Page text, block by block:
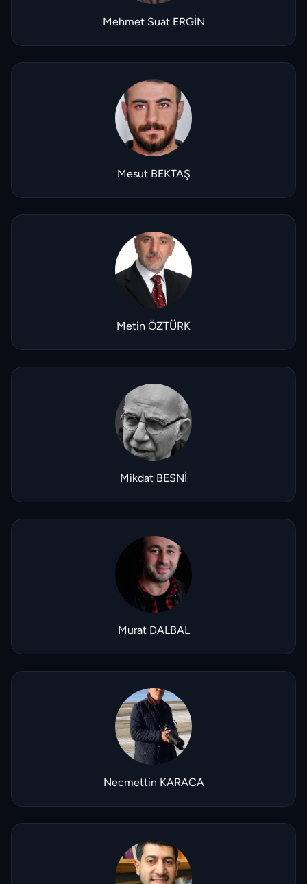
Mehmet Suat ERGİN
Mesut BEKTAŞ
Metin ÖZTÜRK
Mikdat BESNİ
Murat DALBAL
Necmettin KARACA